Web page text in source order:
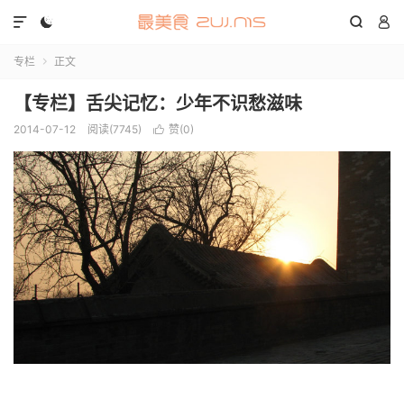
  

专栏  正文
【专栏】舌尖记忆：少年不识愁滋味
2014-07-12 阅读(7745)  赞(0)